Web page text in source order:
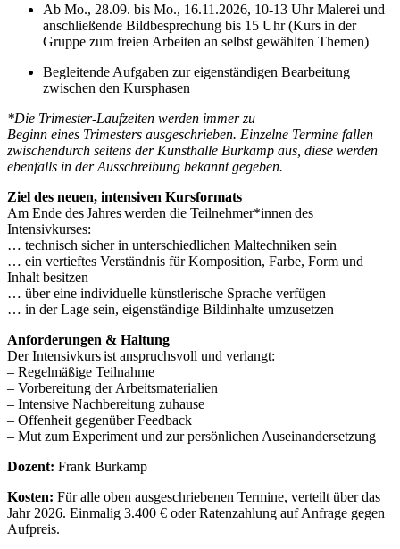
Ab Mo., 28.09. bis Mo., 16.11.2026, 10-13 Uhr Malerei und
anschließende Bildbesprechung bis 15 Uhr (Kurs in der
Gruppe zum freien Arbeiten an selbst gewählten Themen)
Begleitende Aufgaben zur eigenständigen Bearbeitung
zwischen den Kursphasen
*Die Trimester-Laufzeiten werden immer zu
Beginn eines Trimesters ausgeschrieben. Einzelne Termine fallen
zwischendurch seitens der Kunsthalle Burkamp aus, diese werden
ebenfalls in der Ausschreibung bekannt gegeben.
Ziel des neuen, intensiven Kursformats
Am Ende des Jahres werden die Teilnehmer*innen des
Intensivkurses:
… technisch sicher in unterschiedlichen Maltechniken sein
… ein vertieftes Verständnis für Komposition, Farbe, Form und
Inhalt besitzen
… über eine individuelle künstlerische Sprache verfügen
… in der Lage sein, eigenständige Bildinhalte umzusetzen
Anforderungen & Haltung
Der Intensivkurs ist anspruchsvoll und verlangt:
– Regelmäßige Teilnahme
– Vorbereitung der Arbeitsmaterialien
– Intensive Nachbereitung zuhause
– Offenheit gegenüber Feedback
– Mut zum Experiment und zur persönlichen Auseinandersetzung
Dozent: Frank Burkamp
Kosten: Für alle oben ausgeschriebenen Termine, verteilt über das
Jahr 2026. Einmalig 3.400 € oderRatenzahlung auf Anfrage gegen
Aufpreis.